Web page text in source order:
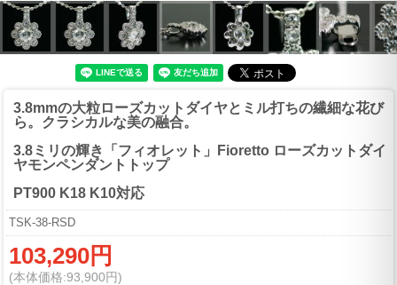
3.8mmの大粒ローズカットダイヤとミル打ちの繊細な花び
ら。クラシカルな美の融合。
3.8ミリの輝き「フィオレット」Fioretto ローズカットダイ
ヤモンペンダントトップ
PT900 K18 K10対応
TSK-38-RSD
103,290円
(本体価格:93,900円)